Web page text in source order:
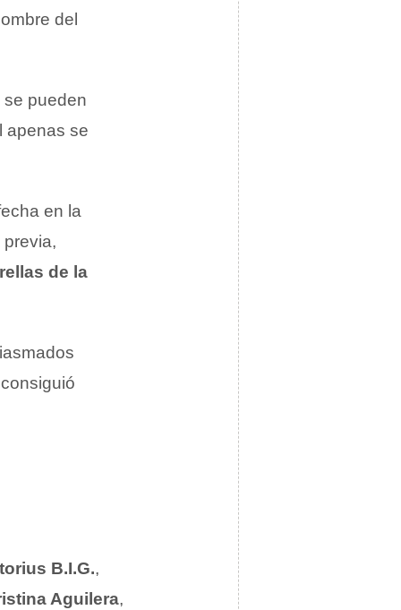
del
se pueden
apenas se
en la
de la
B.I.G.,
Aguilera,